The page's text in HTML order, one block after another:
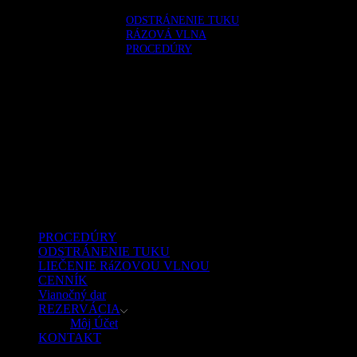
ODSTRÁNENIE TUKU
RÁZOVÁ VLNA
PROCEDÚRY
PROCEDÚRY
ODSTRÁNENIE TUKU
LIEČENIE RáZOVOU VLNOU
CENNÍK
Vianočný dar
REZERVÁCIA
Môj Účet
KONTAKT